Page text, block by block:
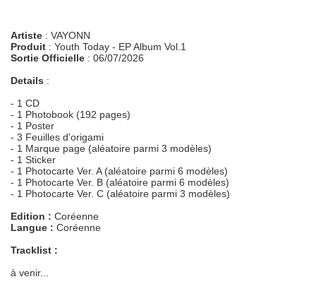
Artiste : VAYONN
Produit : Youth Today - EP Album Vol.1
Sortie Officielle : 06/07/2026
Details :
- 1 CD
- 1 Photobook (192 pages)
- 1 Poster
- 3 Feuilles d'origami
- 1 Marque page (aléatoire parmi 3 modèles)
- 1 Sticker
- 1 Photocarte Ver. A (aléatoire parmi 6 modèles)
- 1 Photocarte Ver. B (aléatoire parmi 6 modèles)
- 1 Photocarte Ver. C (aléatoire parmi 3 modèles)
Edition : Coréenne
Langue : Coréenne
Tracklist :
à venir...